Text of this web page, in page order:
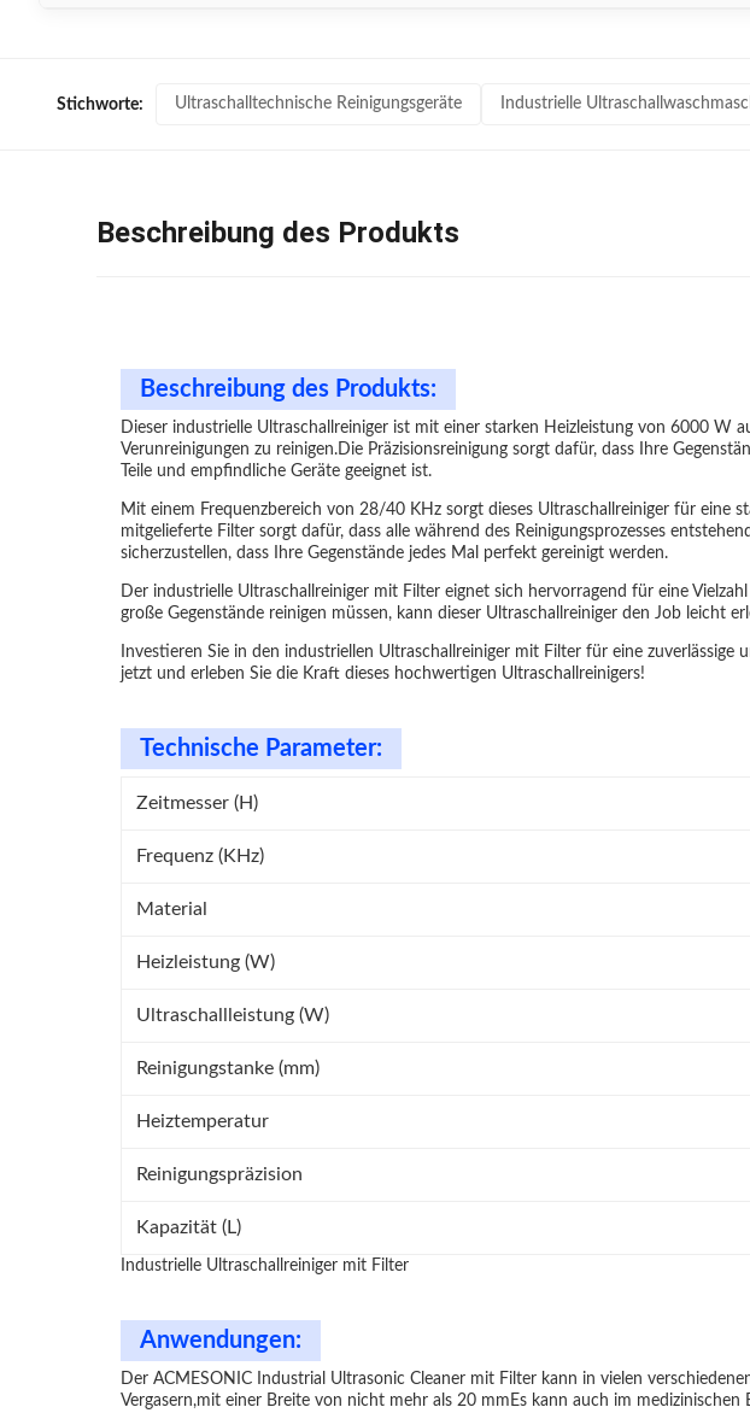
Stichworte: Ultraschalltechnische Reinigungsgeräte Industrielle
Beschreibung des Produkts
Beschreibung des Produkts:
Dieser industrielle Ultraschallreiniger ist mit einer starken Heizleistung von 6000 W
Verunreinigungen zu reinigen.Die Präzisionsreinigung sorgt dafür, dass Ihre
Teile und empfindliche Geräte geeignet ist.
Mit einem Frequenzbereich von 28/40 KHz sorgt dieses Ultraschallreiniger für eine
mitgelieferte Filter sorgt dafür, dass alle während des Reinigungsprozesses
sicherzustellen, dass Ihre Gegenstände jedes Mal perfekt gereinigt werden.
Der industrielle Ultraschallreiniger mit Filter eignet sich hervorragend für eine
große Gegenstände reinigen müssen, kann dieser Ultraschallreiniger den Job leicht
Investieren Sie in den industriellen Ultraschallreiniger mit Filter für eine
jetzt und erleben Sie die Kraft dieses hochwertigen Ultraschallreinigers!
Technische Parameter:
Zeitmesser (H)
Frequenz (KHz)
Material
Heizleistung (W)
Ultraschallleistung (W)
Reinigungstanke (mm)
Heiztemperatur
Reinigungspräzision
Kapazität (L)
Industrielle Ultraschallreiniger mit Filter
Anwendungen:
Der ACMESONIC Industrial Ultrasonic Cleaner mit Filter kann in vielen
Vergasern,mit einer Breite von nicht mehr als 20 mmEs kann auch im